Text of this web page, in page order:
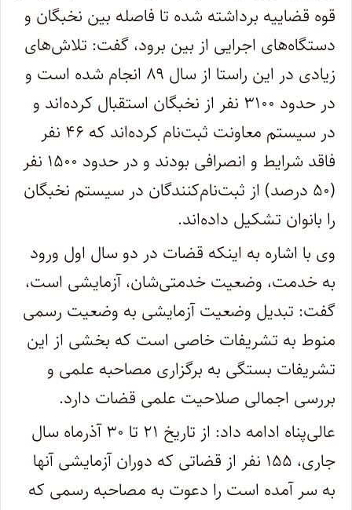
قوه قضاییه برداشته شده تا فاصله بین نخبگان و
دستگاه‌های اجرایی از بین برود، گفت: تلاش‌های
زیادی در این راستا از سال ۸۹ انجام شده است و
در حدود ۳۱۰۰ نفر از نخبگان استقبال کرده‌اند و
در سیستم معاونت ثبت‌نام کرده‌اند که ۴۶ نفر
فاقد شرایط و انصرافی بودند و در حدود ۱۵۰۰ نفر
(۵۰ درصد) از ثبت‌نام‌کنندگان در سیستم نخبگان
را بانوان تشکیل داده‌اند.
وی با اشاره به اینکه قضات در دو سال اول ورود
به خدمت، وضعیت خدمتی‌شان، آزمایشی است،
گفت: تبدیل وضعیت آزمایشی به وضعیت رسمی
منوط به تشریفات خاصی است که بخشی از این
تشریفات بستگی به برگزاری مصاحبه علمی و
بررسی اجمالی صلاحیت علمی قضات دارد.
عالی‌پناه ادامه داد: از تاریخ ۲۱ تا ۳۰ آذرماه سال
جاری، ۱۵۵ نفر از قضاتی که دوران آزمایشی آنها
به سر آمده است را دعوت به مصاحبه رسمی که